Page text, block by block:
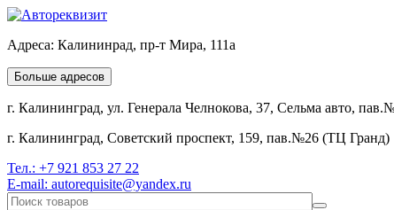
Адреса: Калининрад, пр-т Мира, 111а
Больше адресов
г. Калининград, ул. Генерала Челнокова, 37, Сельма авто,
г. Калининград, Советский проспект, 159, пав.№26 (ТЦ Гранд)
Тел.: +7 921 853 27 22
E-mail: autorequisite@yandex.ru